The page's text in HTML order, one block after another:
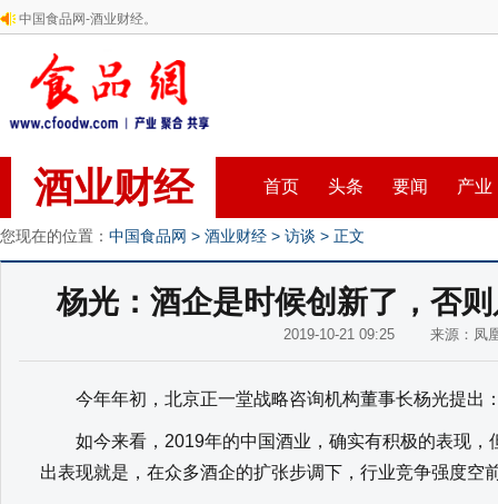
中国食品网-酒业财经。
酒业财经 首页 头条 要闻 产业
您现在的位置： 中国食品网 > 酒业财经 > 访谈 > 正文
杨光：酒企是时候创新了，否
2019-10-21 09:25 来源：凤
今年年初，北京正一堂战略咨询机构董事长杨光提出：
如今来看，2019年的中国酒业，确实有积极的表现，
出表现就是，在众多酒企的扩张步调下，行业竞争强度空